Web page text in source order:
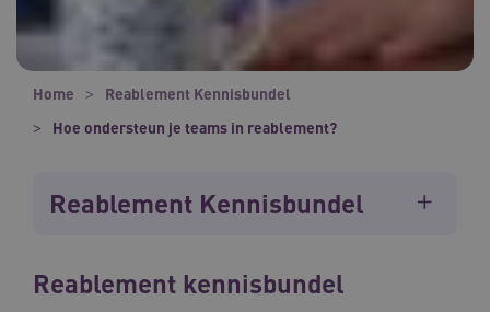
Home
Reablement Kennisbundel
Hoe ondersteun je teams in reablement?
Reablement Kennisbundel
Reablement kennisbundel